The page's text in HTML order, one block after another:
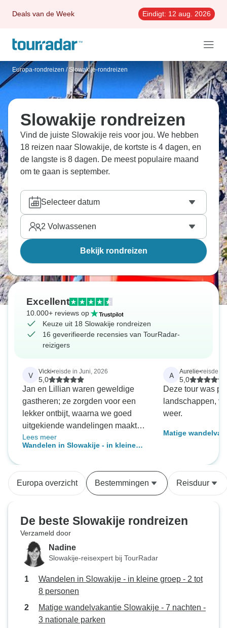
Deals van de Week Eindigt: 12 aug. 2026
Europa-rondreizen / Slowakije-rondreizen
Slowakije rondreizen
Vind de juiste Slowakije reis voor jou. We hebben
18 reizen naar Slowakije, de kortste is 4 dagen, en
de langste is 8 dagen. De meest populaire maand
om te gaan is september.
Selecteer datum
2 Volwassenen
Bekijk rondreizen
Excellent
10.000+ reviews op
Keuze uit 18 Slowakije rondreizen
16 geverifieerde recensies van TourRadar-
reizigers
V Vicki•reisde in Juni, 2026
5,0
Jan en Lillian waren geweldige
gastheren; ze zorgden voor een
lekker ontbijt, waarna we goed
uitgekiende wandelingen maakten
in het prachtige Tatra-gebergte.
Jan weet ontzettend veel over
geschiedenis en wandelroutes.
Naast onze wandelingen nam Jan
bezienswaardigheden in de buurt
van onze accommodatie, en hij
stond heel open voor al onze
suggesties. De wandelingen
maar Jan zorgde er altijd voor dat
we ons op ons gemak voelden met
de routes. Ik kan niet genoeg
goede dingen zeggen over
Lees meer
Wandelen in Slowakije - in kleine
A Aurelie•reisde in
5,0
Deze tour was
landschappen,
weer.
Matige
Europa overzicht Bestemmingen Reisduur
De beste Slowakije rondreizen
Verzameld door
Nadine
Slowakije-reisexpert bij TourRadar
Wandelen in Slowakije - in kleine groep - 2 tot
8 personen
Matige wandelvakantie Slowakije - 7 nachten -
3 nationale parken